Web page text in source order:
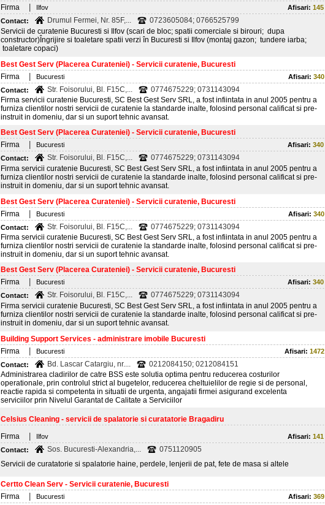
Firma
Ilfov Afisari: 145
Contact:
Drumul Fermei, Nr. 85F,...
0723605084; 0766525799
Servicii de curatenie Bucuresti si Ilfov (scari de bloc; spatii comerciale si birouri; dupa
constructor)Îngrijire si toaletare spatii verzi în Bucuresti si Ilfov (montaj gazon; tundere iarba;
toaletare copaci)
Best Gest Serv (Placerea Curateniei) - Servicii curatenie, Bucuresti
Firma
Bucuresti Afisari: 340
Contact:
Str. Foisorului, Bl. F15C,...
0774675229; 0731143094
Firma servicii curatenie Bucuresti, SC Best Gest Serv SRL, a fost infiintata in anul 2005 pentru a
furniza clientilor nostri servicii de curatenie la standarde inalte, folosind personal calificat si pre-
instruit in domeniu, dar si un suport tehnic avansat.
Best Gest Serv (Placerea Curateniei) - Servicii curatenie, Bucuresti
Firma
Bucuresti Afisari: 340
Contact:
Str. Foisorului, Bl. F15C,...
0774675229; 0731143094
Firma servicii curatenie Bucuresti, SC Best Gest Serv SRL, a fost infiintata in anul 2005 pentru a
furniza clientilor nostri servicii de curatenie la standarde inalte, folosind personal calificat si pre-
instruit in domeniu, dar si un suport tehnic avansat.
Best Gest Serv (Placerea Curateniei) - Servicii curatenie, Bucuresti
Firma
Bucuresti Afisari: 340
Contact:
Str. Foisorului, Bl. F15C,...
0774675229; 0731143094
Firma servicii curatenie Bucuresti, SC Best Gest Serv SRL, a fost infiintata in anul 2005 pentru a
furniza clientilor nostri servicii de curatenie la standarde inalte, folosind personal calificat si pre-
instruit in domeniu, dar si un suport tehnic avansat.
Best Gest Serv (Placerea Curateniei) - Servicii curatenie, Bucuresti
Firma
Bucuresti Afisari: 340
Contact:
Str. Foisorului, Bl. F15C,...
0774675229; 0731143094
Firma servicii curatenie Bucuresti, SC Best Gest Serv SRL, a fost infiintata in anul 2005 pentru a
furniza clientilor nostri servicii de curatenie la standarde inalte, folosind personal calificat si pre-
instruit in domeniu, dar si un suport tehnic avansat.
Building Support Services - administrare imobile Bucuresti
Firma
Bucuresti Afisari: 1472
Contact:
Bd. Lascar Catargiu, nr....
0212084150; 0212084151
Administrarea cladirilor de catre BSS este solutia optima pentru reducerea costurilor
operationale, prin controlul strict al bugetelor, reducerea cheltuielilor de regie si de personal,
reactie rapida si competenta in situatii de urgenta, angajatii firmei asigurand excelenta
serviciilor prin Nivelul Garantat de Calitate a Serviciilor
Celsius Cleaning - servicii de spalatorie si curatatorie Bragadiru
Firma
Ilfov Afisari: 141
Contact:
Sos. Bucuresti-Alexandria,...
0751120905
Servicii de curatatorie si spalatorie haine, perdele, lenjerii de pat, fete de masa si altele
Certto Clean Serv - Servicii curatenie, Bucuresti
Firma
Bucuresti Afisari: 369